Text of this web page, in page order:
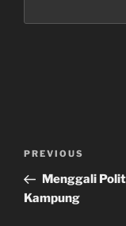
Previous
Post
PREVIOUS
Menggali
Kampung